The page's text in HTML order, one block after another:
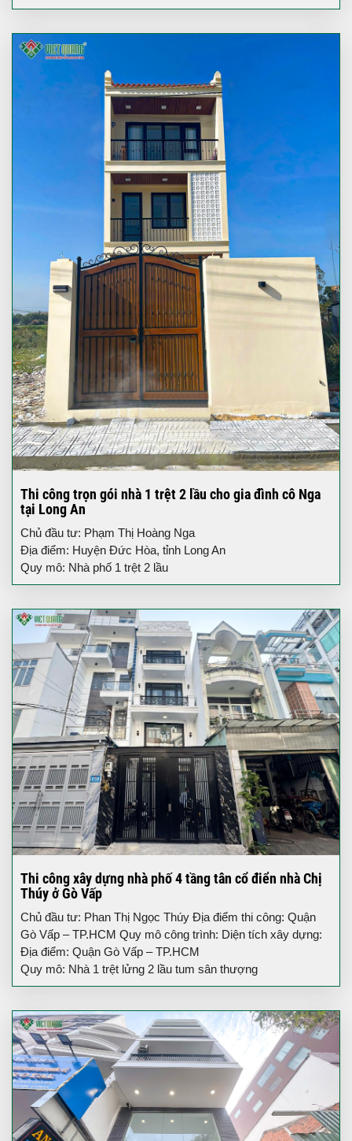
Thi công trọn gói nhà 1 trệt 2 lầu cho gia đình cô Nga
tại Long An
Chủ đầu tư: Phạm Thị Hoàng Nga
Địa điểm: Huyện Đức Hòa, tỉnh Long An
Quy mô: Nhà phố 1 trệt 2 lầu
Thi công xây dựng nhà phố 4 tầng tân cổ điển nhà Chị
Thúy ở Gò Vấp
Chủ đầu tư: Phan Thị Ngọc Thúy Địa điểm thi công: Quận
Gò Vấp – TP.HCM Quy mô công trình: Diện tích xây dựng:
Địa điểm: Quận Gò Vấp – TP.HCM
Quy mô: Nhà 1 trệt lửng 2 lầu tum sân thượng